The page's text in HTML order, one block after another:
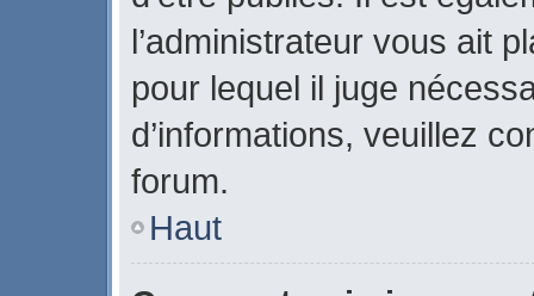
l’administrateur vous ait
pour lequel il juge
d’informations, veuillez
forum.
Haut